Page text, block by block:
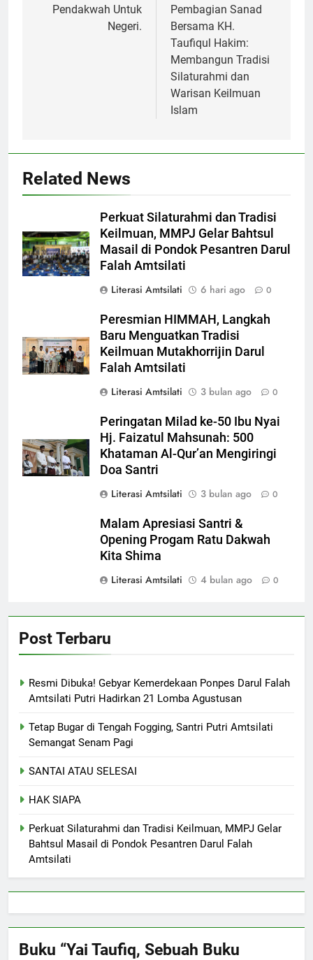
Pendakwah Untuk
Negeri.
Pembagian Sanad
Bersama KH.
Taufiqul Hakim:
Membangun Tradisi
Silaturahmi dan
Warisan Keilmuan
Islam
Related News
Perkuat Silaturahmi dan Tradisi
Keilmuan, MMPJ Gelar Bahtsul
Masail di Pondok Pesantren Darul
Falah Amtsilati
Literasi Amtsilati
6 hari ago 0
Peresmian HIMMAH, Langkah
Baru Menguatkan Tradisi
Keilmuan Mutakhorrijin Darul
Falah Amtsilati
Literasi Amtsilati
3 bulan ago 0
Peringatan Milad ke-50 Ibu Nyai
Hj. Faizatul Mahsunah: 500
Khataman Al-Qur’an Mengiringi
Doa Santri
Literasi Amtsilati
3 bulan ago 0
Malam Apresiasi Santri &
Opening Progam Ratu Dakwah
Kita Shima
Literasi Amtsilati
4 bulan ago 0
Post Terbaru
Resmi Dibuka! Gebyar Kemerdekaan Ponpes Darul Falah
Amtsilati Putri Hadirkan 21 Lomba Agustusan
Tetap Bugar di Tengah Fogging, Santri Putri Amtsilati
Semangat Senam Pagi
SANTAI ATAU SELESAI
HAK SIAPA
Perkuat Silaturahmi dan Tradisi Keilmuan, MMPJ Gelar
Bahtsul Masail di Pondok Pesantren Darul Falah
Amtsilati
Buku “Yai Taufiq, Sebuah Buku